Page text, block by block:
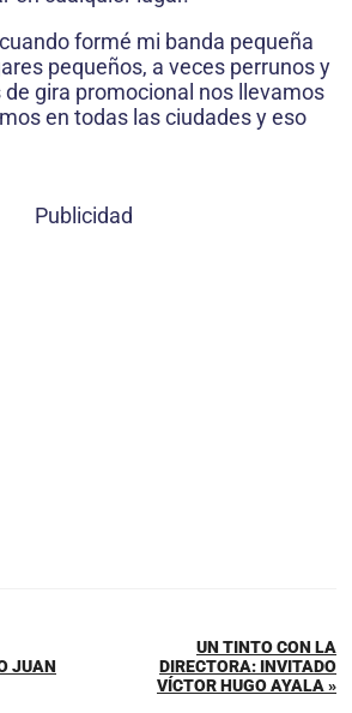
formé mi banda pequeña
pequeños, a veces perrunos y
gira promocional nos llevamos
en todas las ciudades y eso
Publicidad
JUAN
UN TINTO CON LA
DIRECTORA: INVITADO
VÍCTOR HUGO AYALA »